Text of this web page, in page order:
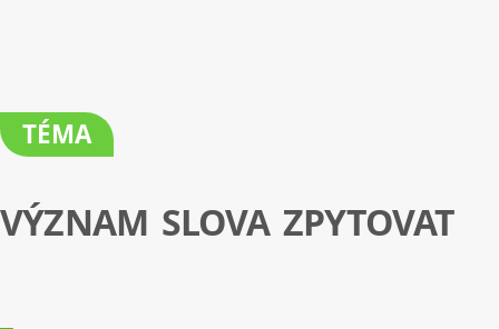
TÉMA
VÝZNAM SLOVA ZPYTOVAT